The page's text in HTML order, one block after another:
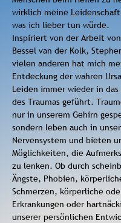
wirklich meine
was ich lieber tun würde.
Inspiriert von der Arbeit von
Bessel van der Kolk,
vielen anderen hat mich
Entdeckung der wahren
Leiden immer wieder in
des Traumas geführt.
nur in unserem Gehirn
sondern leben auch in
Nervensystem und bieten
Möglichkeiten, die Aufmerk
zu lenken. Ob durch
Ängste, Phobien,
Schmerzen, körperliche
Erkrankungen oder
unserer persönlichen